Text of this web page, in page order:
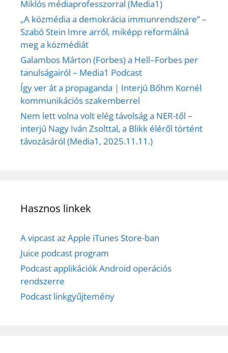
Miklós médiaprofesszorral (Media1)
„A közmédia a demokrácia immunrendszere” –
Szabó Stein Imre arról, miképp reformálná
meg a közmédiát
Galambos Márton (Forbes) a Hell–Forbes per
tanulságairól – Media1 Podcast
Így ver át a propaganda | Interjú Bőhm Kornél
kommunikációs szakemberrel
Nem lett volna volt elég távolság a NER-től –
interjú Nagy Iván Zsolttal, a Blikk éléről történt
távozásáról (Media1, 2025.11.11.)
Hasznos linkek
A vipcast az Apple iTunes Store-ban
Juice podcast program
Podcast applikációk Android operációs
rendszerre
Podcast linkgyűjtemény